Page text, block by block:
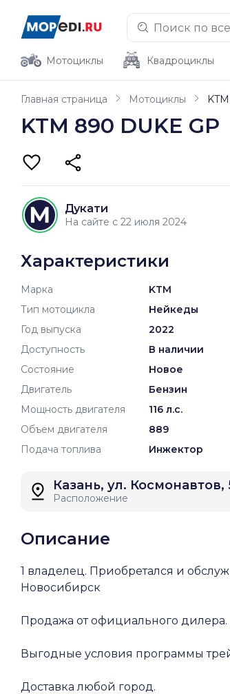
Мотоциклы Квадроциклы
Главная страница Мотоциклы
KTM 890 DUKE GP
Дукати
На сайте с 22 июля 2024
Характеристики
Марка
KTM
Тип мотоцикла
Нейкеды
Год выпуска
2022
Доступность
В наличии
Состояние
Новое
Двигатель
Бензин
Мощность двигателя
116 л.с.
Объем двигателя
889
Подача топлива
Инжектор
Казань, ул. Космонавтов,
Расположение
Описание
1 владелец. Приобретался и
Новосибирск
Продажа от официального дилера.
Выгодные условия программы
Доставка любой город.